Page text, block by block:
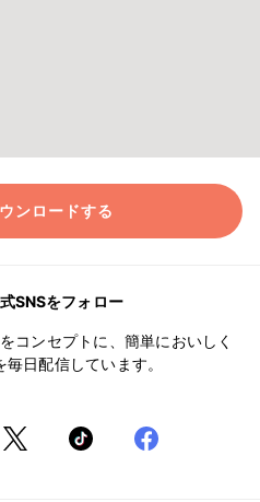
ンロードする
SNSをフォロー
コンセプトに、簡単においしく
日配信しています。